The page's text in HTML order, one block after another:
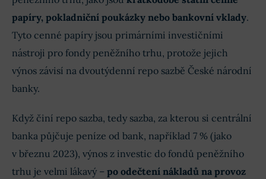
papíry, pokladniční poukázky nebo bankovní vklady.
Tyto cenné papíry jsou primárními investičními
nástroji pro fondy peněžního trhu, protože jejich
výnos závisí na dvoutýdenní repo sazbě České národní
banky.
Když činí repo sazba, tedy sazba, za kterou si centrální
banka půjčuje peníze od bank, například 7 % (jako
v březnu 2023), výnos z investic do fondů peněžního
trhu je velmi lákavý – po odečtení nákladů na provoz